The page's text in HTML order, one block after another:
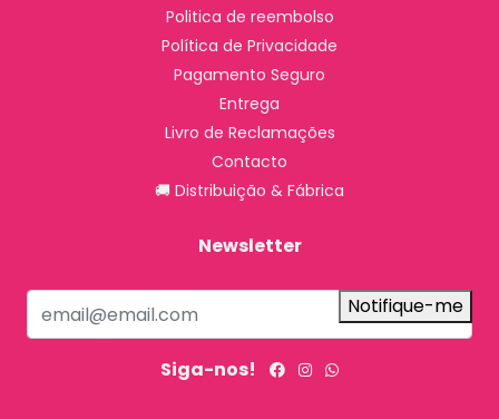
Politica de reembolso
Política de Privacidade
Pagamento Seguro
Entrega
Livro de Reclamações
Contacto
🚚 Distribuição & Fábrica
Newsletter
Notifique-me
Siga-nos!